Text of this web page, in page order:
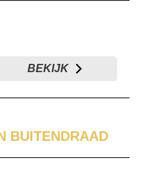
BEKIJK
BUITENDRAAD